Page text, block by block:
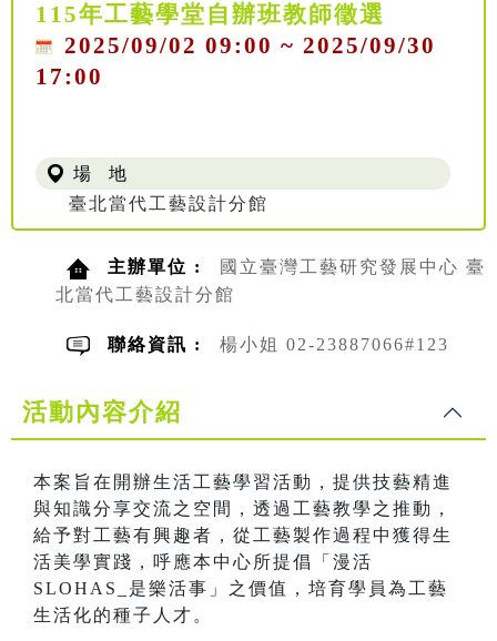
115年工藝學堂自辦班教師徵選
2025/09/02 09:00 ~ 2025/09/30
17:00
場 地
臺北當代工藝設計分館
主辦單位 :
國立臺灣工藝研究發展中心 臺
北當代工藝設計分館
聯絡資訊 : 楊小姐 02-23887066#123
活動內容介紹
本案旨在開辦生活工藝學習活動，提供技藝精進
與知識分享交流之空間，透過工藝教學之推動，
給予對工藝有興趣者，從工藝製作過程中獲得生
活美學實踐，呼應本中心所提倡「漫活
SLOHAS_是樂活事」之價值，培育學員為工藝
生活化的種子人才。